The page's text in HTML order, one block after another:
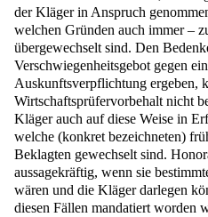
der Kläger in Anspruch
welchen Gründen auch immer –
übergewechselt sind. Den
Verschwiegenheitsgebot gegen
Auskunftsverpflichtung ergeben,
Wirtschaftsprüfervorbehalt nicht
Kläger auch auf diese Weise in
welche (konkret bezeichneten)
Beklagten gewechselt sind.
aussagekräftig, wenn sie
wären und die Kläger darlegen
diesen Fällen mandatiert worden